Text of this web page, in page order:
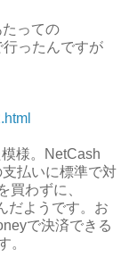
っての
ったんですが
様。NetCash
払いに標準で対
買わずに、
だようです。お
で決済できる
。